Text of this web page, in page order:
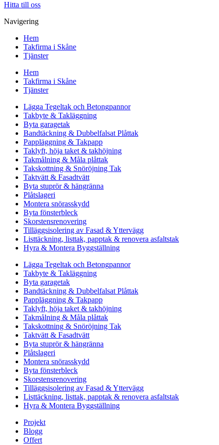
Hitta till oss
Navigering
Hem
Takfirma i Skåne
Tjänster
Hem
Takfirma i Skåne
Tjänster
Lägga Tegeltak och Betongpannor
Takbyte & Takläggning
Byta garagetak
Bandtäckning & Dubbelfalsat Plåttak
Pappläggning & Takpapp
Taklyft, höja taket & takhöjning
Takmålning & Måla plåttak
Takskottning & Snöröjning Tak
Taktvätt & Fasadtvätt
Byta stuprör & hängränna
Plåtslageri
Montera snörasskydd
Byta fönsterbleck
Skorstensrenovering
Tilläggsisolering av Fasad & Yttervägg
Listtäckning, listtak, papptak & renovera asfaltstak
Hyra & Montera Byggställning
Lägga Tegeltak och Betongpannor
Takbyte & Takläggning
Byta garagetak
Bandtäckning & Dubbelfalsat Plåttak
Pappläggning & Takpapp
Taklyft, höja taket & takhöjning
Takmålning & Måla plåttak
Takskottning & Snöröjning Tak
Taktvätt & Fasadtvätt
Byta stuprör & hängränna
Plåtslageri
Montera snörasskydd
Byta fönsterbleck
Skorstensrenovering
Tilläggsisolering av Fasad & Yttervägg
Listtäckning, listtak, papptak & renovera asfaltstak
Hyra & Montera Byggställning
Projekt
Blogg
Offert